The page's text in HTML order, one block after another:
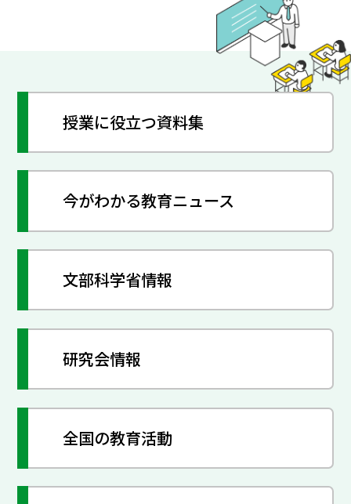
授業に役立つ資料集
今がわかる教育ニュース
文部科学省情報
研究会情報
全国の教育活動